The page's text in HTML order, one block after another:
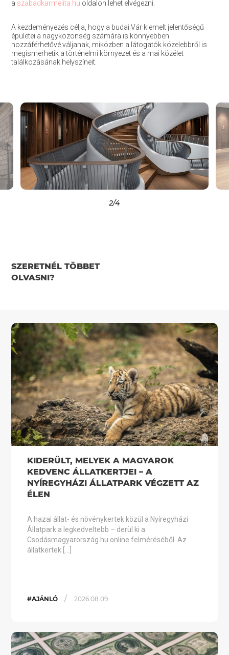
a szabadkarmelita.hu oldalon lehet elvégezni.
A kezdeményezés célja, hogy a budai Vár kiemelt jelentőségű
épületei a nagyközönség számára is könnyebben
hozzáférhetővé váljanak, miközben a látogatók közelebbről is
megismerhetik a történelmi környezet és a mai közélet
találkozásának helyszíneit.
2/4
SZERETNÉL TÖBBET
OLVASNI?
KIDERÜLT, MELYEK A MAGYAROK
KEDVENC ÁLLATKERTJEI – A
NYÍREGYHÁZI ÁLLATPARK VÉGZETT AZ
ÉLEN
A hazai állat- és növénykertek közül a Nyíregyházi
Állatpark a legkedveltebb – derül ki a
Csodásmagyarország.hu online felméréséből. Az
állatkertek […]
#AJÁNLÓ / 2026.08.09.